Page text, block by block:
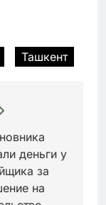
Ташкент
деньги у
за
на